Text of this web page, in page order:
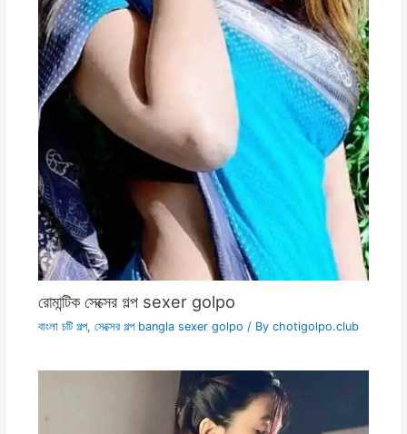
রোমান্টিক সেক্সের গল্প sexer golpo
বাংলা চটি গল্প, সেক্সের গল্প bangla sexer golpo / By chotigolpo.club